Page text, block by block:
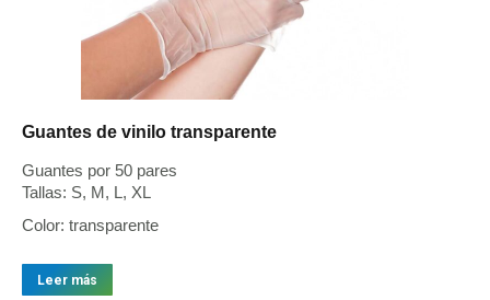
Guantes de vinilo transparente
Guantes por 50 pares
Tallas: S, M, L, XL
Color: transparente
Leer más